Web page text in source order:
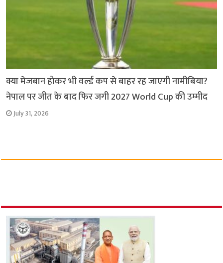
क्या मेजबान होकर भी वर्ल्ड कप से बाहर रह जाएगी नामीबिया?
नेपाल पर जीत के बाद फिर जगी 2027 World Cup की उम्मीद
July 31, 2026